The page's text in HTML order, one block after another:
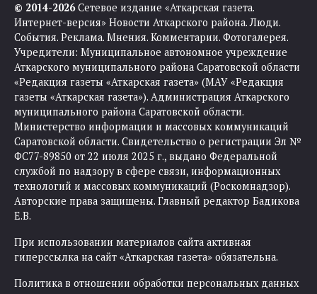
© 2014-2026Сетевое издание «Аткарская газета.
Интернет-версия» Новости Аткарского района. Люди.
События. Реклама. Мнения. Комментарии. Фотогалерея.
Учредители: Муниципальное автономное учреждение
Аткарского муниципального района Саратовской области
«Редакция газеты «Аткарская газета» (МАУ «Редакция
газеты «Аткарская газета»). Администрация Аткарского
муниципального района Саратовской области.
Министерство информации и массовых коммуникаций
Саратовской области. Свидетельство о регистрации Эл №
ФС77-89850 от 22 июля 2025 г., выдано Федеральной
службой по надзору в сфере связи, информационных
технологий и массовых коммуникаций (Роскомнадзор).
Авторские права защищены. Главный редактор Бадикова
Е.В.
При использовании материалов сайта активная
гиперссылка на сайт «Аткарская газета» обязательна.
Политика в отношении обработки персональных данных